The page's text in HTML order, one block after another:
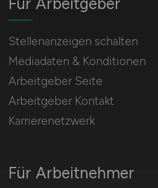
Für Arbeitnehmer
Stellenanzeigen schalten
Mediadaten & Konditionen
Arbeitgeber Seite
Arbeitgeber Kontakt
Karrierenetzwerk